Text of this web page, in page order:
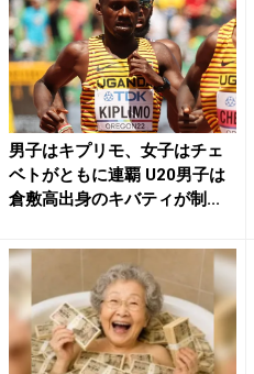
男子はキプリモ、女子はチェ
ベトがともに連覇 U20男子は
倉敷高出身のキバティが制...